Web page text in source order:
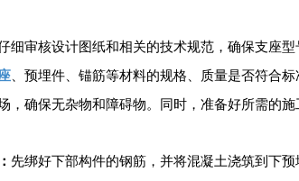
细审核设计图纸和相关的技术规范，确保支座型
、预埋件、锚筋等材料的规格、质量是否符合标
，确保无杂物和障碍物。同时，准备好所需的
先绑好下部构件的钢筋，并将混凝土浇筑到下